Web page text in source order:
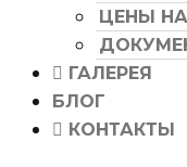
ЦЕНЫ
ГАЛЕРЕЯ
БЛОГ
КОНТАКТЫ